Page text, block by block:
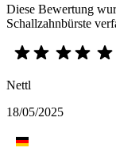
Diese Bewertung
Schallzahnbürste
Nettl
18/05/2025